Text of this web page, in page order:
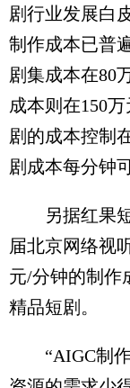
剧行业发展白
制作成本已普
剧集成本在80
成本则在150
剧的成本控制
剧成本每分钟
另据红果短
届北京网络视
元/分钟的制作
精品短剧。
“AIGC制作